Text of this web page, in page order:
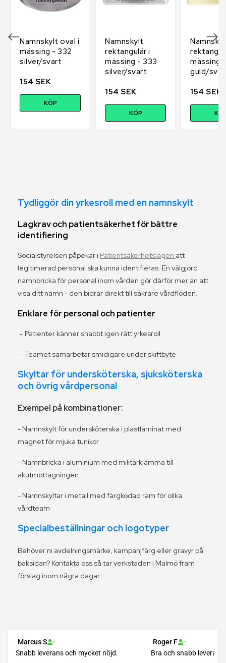
Namnskylt oval i
mässing - 332
silver/svart
154 SEK
KÖP
Namnskylt
rektangulär i
mässing - 333
silver/svart
154 SEK
KÖP
mässing
guld/
154 SEK
Tydliggör din yrkesroll med en namnskylt
Lagkrav och patientsäkerhet för bättre
identifiering
Socialstyrelsen påpekar i Patientsäkerhetslagen att
legitimerad personal ska kunna identifieras. En välgjord
namnbricka för personal inom vården gör därför mer än att
visa ditt namn - den bidrar direkt till säkrare vårdflöden.
Enklare för personal och patienter
– Patienter känner snabbt igen rätt yrkesroll
– Teamet samarbetar smidigare under skift­byte
Skyltar för undersköterska, sjuksköterska
och övrig vårdpersonal
Exempel på kombinationer:
- Namnskylt för undersköterska i plastlaminat med
magnet för mjuka tunikor
- Namnbricka i aluminium med militärklämma till
akutmottagningen
- Namnskyltar i metall med färgkodad ram för olika
vårdteam
Specialbeställningar och logotyper
Behöver ni avdelnings­märke, kampanj­färg eller gravyr på
baksidan? Kontakta oss så tar verkstaden i Malmö fram
förslag inom några dagar.